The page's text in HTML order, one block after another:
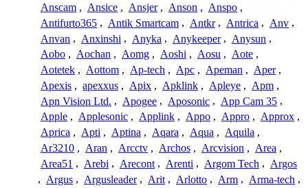
Anscam , Ansice , Ansjer , Anson , Anspo ,
Antifurto365 , Antik Smartcam , Antkr , Antrica , Anv ,
Anvan , Anxinshi , Anyka , Anykeeper , Anysun ,
Aobo , Aochan , Aomg , Aoshi , Aosu , Aote ,
Aotetek , Aottom , Ap-tech , Apc , Apeman , Aper ,
Apexis , apexxus , Apix , Apklink , Apleye , Apm ,
Apn Vision Ltd. , Apogee , Aposonic , App Cam 35 ,
Apple , Applesonic , Applink , Appo , Appro , Approx ,
Aprica , Apti , Aptina , Aqara , Aqua , Aquila ,
Ar3210 , Aran , Arcctv , Archos , Arcvision , Area ,
Area51 , Arebi , Arecont , Arenti , Argom Tech , Argos
, Argus , Argusleader , Arit , Arlotto , Arm , Arma-tech ,